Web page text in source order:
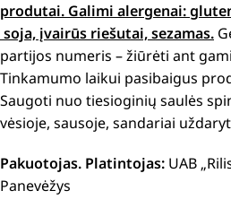
produtai. Galimi alergenai: g
soja, įvairūs riešutai, sezamas.
partijos numeris – žiūrėti ant
Tinkamumo laikui pasibaigus
Saugoti nuo tiesioginių saulės
vėsioje, sausoje, sandariai
Pakuotojas. Platintojas: UAB
Panevėžys